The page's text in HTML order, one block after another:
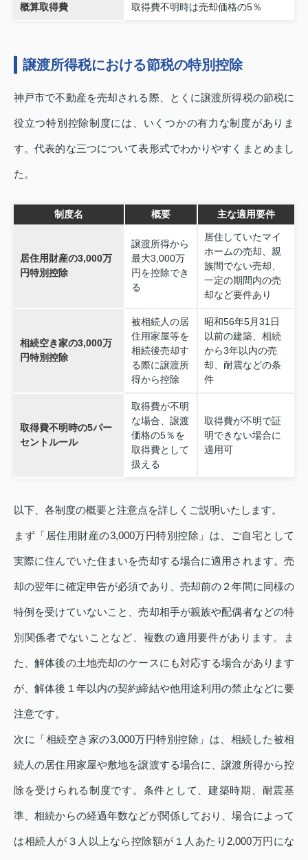
概算取得費 取得費不明時は売却価格の5％
譲渡所得税における節税の特別控除
神戸市で不動産を売却される際、とくに譲渡所得税の節税に
役立つ特別控除制度には、いくつかの有力な制度がありま
す。代表的な三つについて表形式でわかりやすくまとめまし
た。
制度名 概要 主な適用要件
居住用財産の3,000万
円特別控除
譲渡所得から
最大3,000万
円を控除でき
る
居住していたマイ
ホームの売却、親
族間でない売却、
一定の期間内の売
却など要件あり
相続空き家の3,000万
円特別控除
被相続人の居
住用家屋等を
相続後売却す
る際に譲渡所
得から控除
昭和56年5月31日
以前の建築、相続
から3年以内の売
却、耐震などの条
件
取得費不明時の5パー
セントルール
取得費が不明
な場合、譲渡
価格の5％を
取得費として
扱える
取得費が不明で証
明できない場合に
適用可
以下、各制度の概要と注意点を詳しくご説明いたします。
まず「居住用財産の3,000万円特別控除」は、ご自宅として
実際に住んでいた住まいを売却する場合に適用されます。売
却の翌年に確定申告が必須であり、売却前の２年間に同様の
特例を受けていないこと、売却相手が親族や配偶者などの特
別関係者でないことなど、複数の適用要件があります。ま
た、解体後の土地売却のケースにも対応する場合があります
が、解体後１年以内の契約締結や他用途利用の禁止などに要
注意です。
次に「相続空き家の3,000万円特別控除」は、相続した被相
続人の居住用家屋や敷地を譲渡する場合に、譲渡所得から控
除を受けられる制度です。条件として、建築時期、耐震基
準、相続からの経過年数などが関係しており、場合によって
は相続人が３人以上なら控除額が１人あたり2,000万円にな